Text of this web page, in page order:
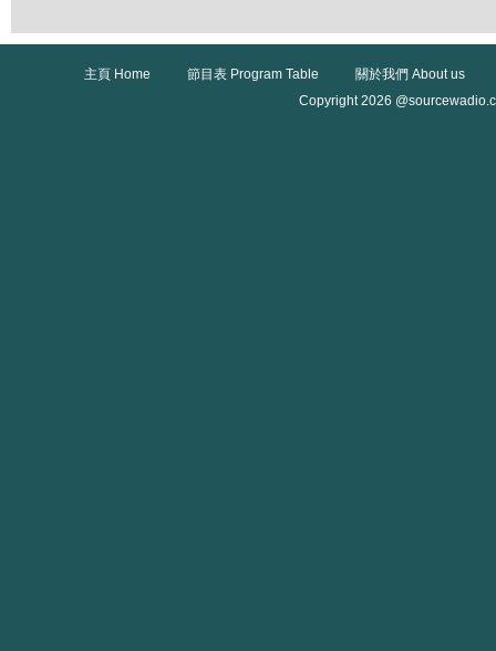
主頁 Home 節目表 Program Table
關於我們 About us
Copyright 2026